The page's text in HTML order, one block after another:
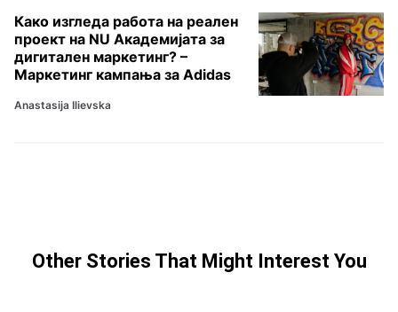
Како изгледа работа на реален
проект на NU Академијата за
дигитален маркетинг? –
Маркетинг кампања за Adidas
Anastasija Ilievska
Other Stories That Might Interest You